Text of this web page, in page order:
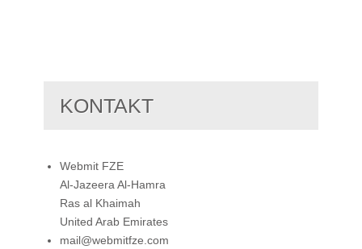
KONTAKT
Webmit FZE
Al-Jazeera Al-Hamra
Ras al Khaimah
United Arab Emirates
mail@webmitfze.com